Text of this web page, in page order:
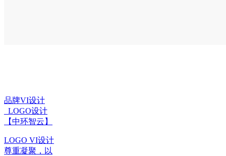
品牌VI设计
_LOGO设计
【中环智云】
LOGO VI设计
尊重凝聚，以